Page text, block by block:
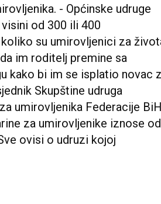
- Općinske udruge
od 300 ili 400
su umirovljenici za
im roditelj premine sa
kako bi im se isplatio novac
Skupštine udruga
umirovljenika Federacije BiH
za umirovljenike iznose od
ovisi o udruzi kojoj